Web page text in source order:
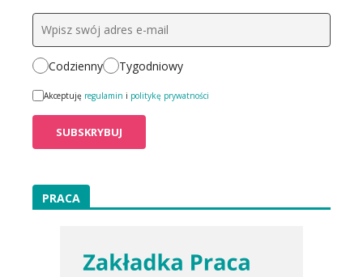
Codzienny Tygodniowy
Akceptuję regulamin i politykę prywatności
PRACA